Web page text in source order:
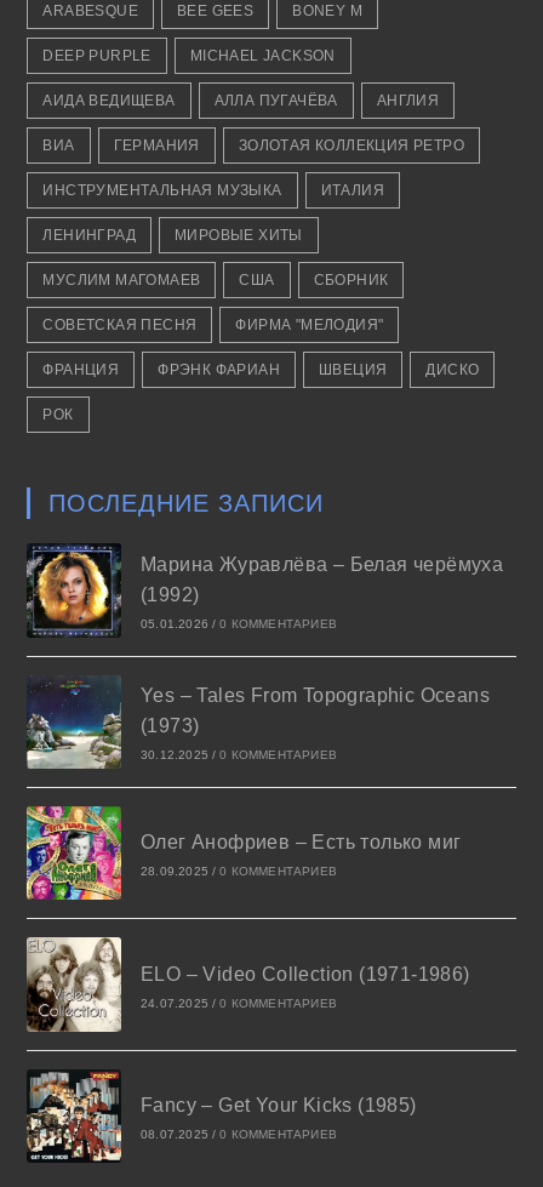
ARABESQUE BEE GEES BONEY M
DEEP PURPLE MICHAEL JACKSON
АИДА ВЕДИЩЕВА АЛЛА ПУГАЧЁВА АНГЛИЯ
ВИА ГЕРМАНИЯ ЗОЛОТАЯ КОЛЛЕКЦИЯ РЕТРО
ИНСТРУМЕНТАЛЬНАЯ МУЗЫКА ИТАЛИЯ
ЛЕНИНГРАД МИРОВЫЕ ХИТЫ
МУСЛИМ МАГОМАЕВ США СБОРНИК
СОВЕТСКАЯ ПЕСНЯ ФИРМА "МЕЛОДИЯ"
ФРАНЦИЯ ФРЭНК ФАРИАН ШВЕЦИЯ ДИСКО
РОК
ПОСЛЕДНИЕ ЗАПИСИ
Марина Журавлёва – Белая черёмуха
(1992)
05.01.2026 / 0 КОММЕНТАРИЕВ
Yes – Tales From Topographic Oceans
(1973)
30.12.2025 / 0 КОММЕНТАРИЕВ
Олег Анофриев – Есть только миг
28.09.2025 / 0 КОММЕНТАРИЕВ
ELO – Video Collection (1971-1986)
24.07.2025 / 0 КОММЕНТАРИЕВ
Fancy – Get Your Kicks (1985)
08.07.2025 / 0 КОММЕНТАРИЕВ